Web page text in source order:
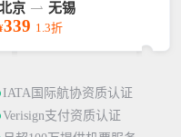
京 无锡
339 1.3折
IATA国际航协资质认证
Verisign支付资质认证